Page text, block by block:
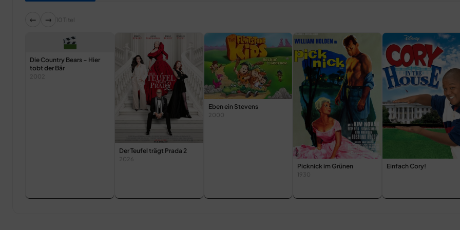
← → 10 Titel
Die Country Bears – Hier
tobt der Bär
2002
Der Teufel trägt Prada 2
2026
Eben ein Stevens
2000
Picknick im Grünen
1930
Einfach Cory!